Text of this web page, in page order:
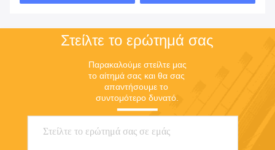
Στείλτε το ερώτημά σας
Παρακαλούμε στείλτε μας
το αίτημά σας και θα σας
απαντήσουμε το
συντομότερο δυνατό.